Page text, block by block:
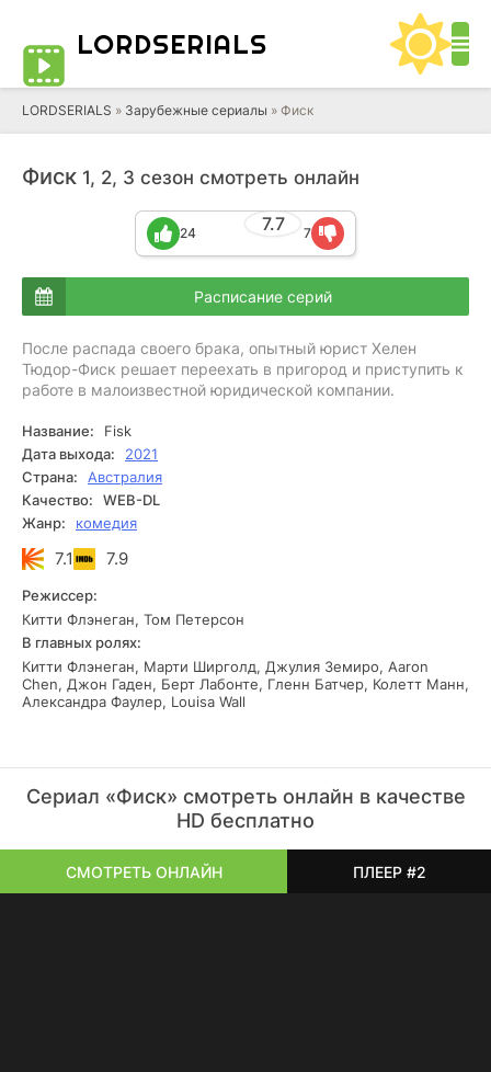
LORDSERIALS
LORDSERIALS » Зарубежные сериалы » Фиск
Фиск 1, 2, 3 сезон смотреть онлайн
7.7
24 7
Расписание серий
После распада своего брака, опытный юрист Хелен
Тюдор-Фиск решает переехать в пригород и приступить к
работе в малоизвестной юридической компании.
Название:
Fisk
Дата выхода:
2021
Страна:
Австралия
Качество:
WEB-DL
Жанр:
комедия
7.1 7.9
Режиссер:
Китти Флэнеган, Том Петерсон
В главных ролях:
Китти Флэнеган, Марти Ширголд, Джулия Земиро, Aaron
Chen, Джон Гаден, Берт Лабонте, Гленн Батчер, Колетт Манн,
Александра Фаулер, Louisa Wall
Сериал «Фиск» смотреть онлайн в качестве
HD бесплатно
СМОТРЕТЬ ОНЛАЙН ПЛЕЕР #2